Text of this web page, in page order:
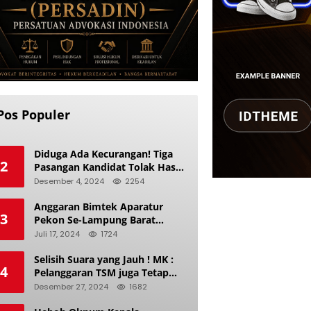
Populer
2
Diduga Ada Kecurangan! Tiga
Pasangan Kandidat Tolak Hasil
Pilkada Kerinci 2024
Desember 4, 2024 2254
3
Anggaran Bimtek Aparatur
Pekon Se-Lampung Barat
Diduga Ladang Korupsi Buat
Juli 17, 2024 1724
4
Selisih Suara yang Jauh ! MK :
Pelanggaran TSM juga Tetap
Mengacu pada Prinsip Keadilan
Desember 27, 2024 1682